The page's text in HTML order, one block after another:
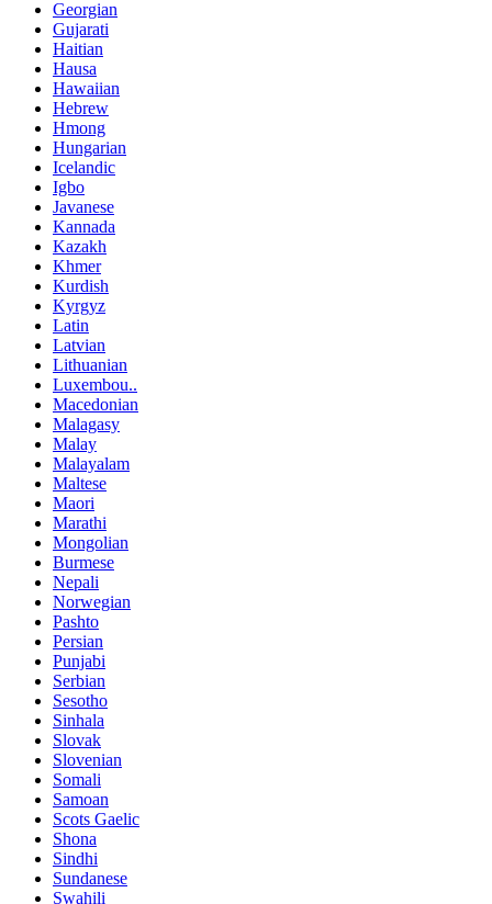
Georgian
Gujarati
Haitian
Hausa
Hawaiian
Hebrew
Hmong
Hungarian
Icelandic
Igbo
Javanese
Kannada
Kazakh
Khmer
Kurdish
Kyrgyz
Latin
Latvian
Lithuanian
Luxembou..
Macedonian
Malagasy
Malay
Malayalam
Maltese
Maori
Marathi
Mongolian
Burmese
Nepali
Norwegian
Pashto
Persian
Punjabi
Serbian
Sesotho
Sinhala
Slovak
Slovenian
Somali
Samoan
Scots Gaelic
Shona
Sindhi
Sundanese
Swahili